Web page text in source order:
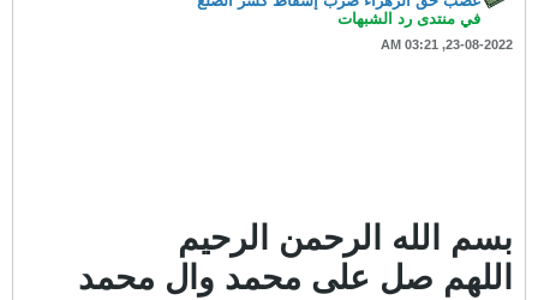
في منتدى رد الشبهات
23-08-2022, 03:21 AM
بسم الله الرحمن الرحيم
اللهم صل على محمد وال محمد